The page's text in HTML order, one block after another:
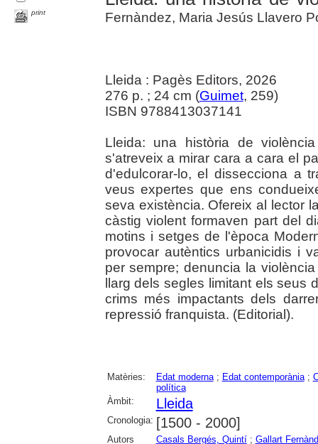
print Fernàndez, Maria Jesús Llavero
Lleida : Pagès Editors, 2026
276 p. ; 24 cm (Guimet, 259)
ISBN 9788413037141
Lleida: una història de
s'atreveix a mirar cara a cara el
d'edulcorar-lo, el dissecciona a
veus expertes que ens
seva existència. Ofereix al lector
càstig violent formaven part del
motins i setges de l'època
provocar autèntics urbanicidis i
per sempre; denuncia la
llarg dels segles limitant els seus
crims més impactants dels
repressió franquista. (Editorial).
Matèries: Edat moderna; Edat contemporània;
política
Àmbit:
Lleida
Cronologia: [1500 - 2000]
Autors
Casals Bergés, Quintí; Gallart